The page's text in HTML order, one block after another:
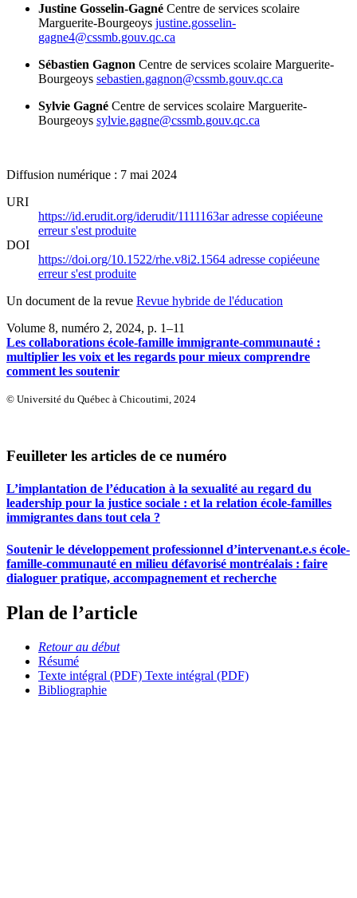
Justine Gosselin-Gagné Centre de services scolaire
Marguerite-Bourgeoys justine.gosselin-
gagne4@cssmb.gouv.qc.ca
Sébastien Gagnon Centre de services scolaire Marguerite-
Bourgeoys sebastien.gagnon@cssmb.gouv.qc.ca
Sylvie Gagné Centre de services scolaire Marguerite-
Bourgeoys sylvie.gagne@cssmb.gouv.qc.ca
Diffusion numérique : 7 mai 2024
URI
https://id.erudit.org/iderudit/1111163aradresse copiéeune
erreur s'est produite
DOI
https://doi.org/10.1522/rhe.v8i2.1564 adresse copiéeune
erreur s'est produite
Un document de la revue Revue hybride de l'éducation
Volume 8, numéro 2, 2024, p. 1–11
Les collaborations école-famille immigrante-communauté :
multiplier les voix et les regards pour mieux comprendre
comment les soutenir
© Université du Québec à Chicoutimi, 2024
Feuilleter les articles de ce numéro
L’implantation de l’éducation à la sexualité au regard du
leadership pour la justice sociale : et la relation école-familles
immigrantes dans tout cela ?
Soutenir le développement professionnel d’intervenant.e.s école-
famille-communauté en milieu défavorisé montréalais : faire
dialoguer pratique, accompagnement et recherche
Plan de l’article
Retour au début
Résumé
Texte intégral (PDF) Texte intégral (PDF)
Bibliographie